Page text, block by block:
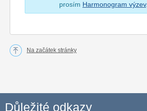
prosím Harmonogram výzev.
Na začátek stránky
Důležité odkazy